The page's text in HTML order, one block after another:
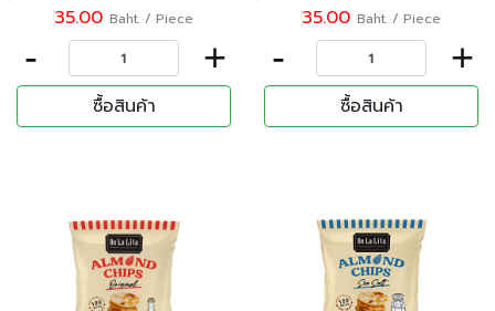
35.00 Baht. / Piece
- +
ซื้อสินค้า
35.00 Baht. / Piece
- +
ซื้อสินค้า